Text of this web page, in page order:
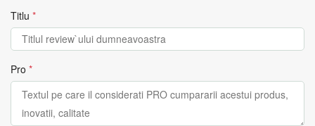
Titlu *
Pro *